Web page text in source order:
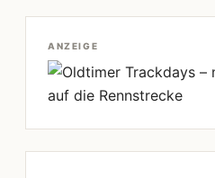
ANZEIGE